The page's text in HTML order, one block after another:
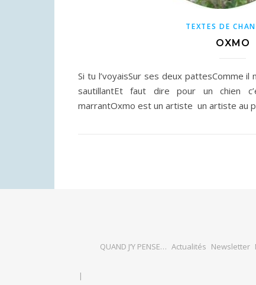
TEXTES DE
OXMO
Si tu l’voyaisSur ses deux pattesComme
sautillantEt faut dire pour un chien
marrantOxmo est un artiste un
QUAND J’Y PENSE… Actualités Newsletter